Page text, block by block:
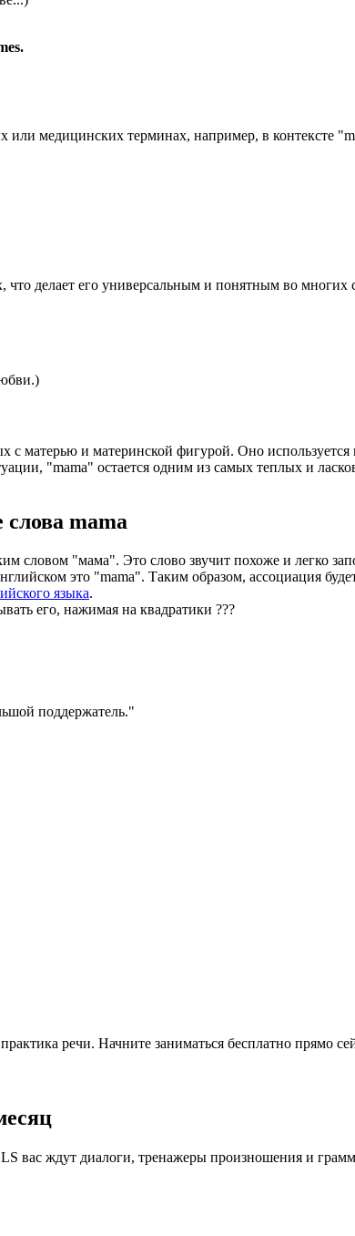
или медицинских терминах, например, в контексте
что делает его универсальным и понятным во
матерью и материнской фигурой. Оно используется
"mama" остается одним из самых теплых и
mama
словом "мама". Это слово звучит похоже и легко
это "mama". Таким образом, ассоциация
языка.
его, нажимая на квадратики ???
поддержатель."
речи. Начните заниматься бесплатно прямо
вас ждут диалоги, тренажеры произношения и